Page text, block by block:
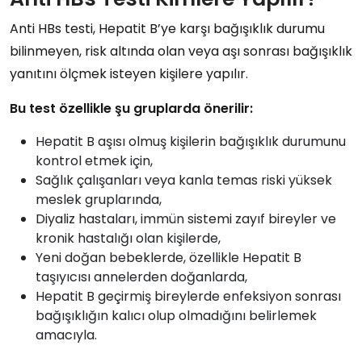
Anti HBs testi, Hepatit B’ye karşı bağışıklık durumu
bilinmeyen, risk altında olan veyaaşı sonrası bağışıklık
yanıtını ölçmek isteyen kişilere yapılır.
Bu test özellikle şu gruplarda önerilir:
Hepatit B aşısı olmuş kişilerin bağışıklık durumunu
kontrol etmek için,
Sağlık çalışanlarıveya kanla temas riski yüksek
meslek gruplarında,
Diyaliz hastaları,immün sistemi zayıf bireylerve
kronik hastalığı olan kişilerde,
Yeni doğan bebeklerde, özellikle Hepatit B
taşıyıcısı annelerden doğanlarda,
Hepatit B geçirmiş bireylerde enfeksiyon sonrası
bağışıklığın kalıcı olup olmadığını belirlemek
amacıyla.